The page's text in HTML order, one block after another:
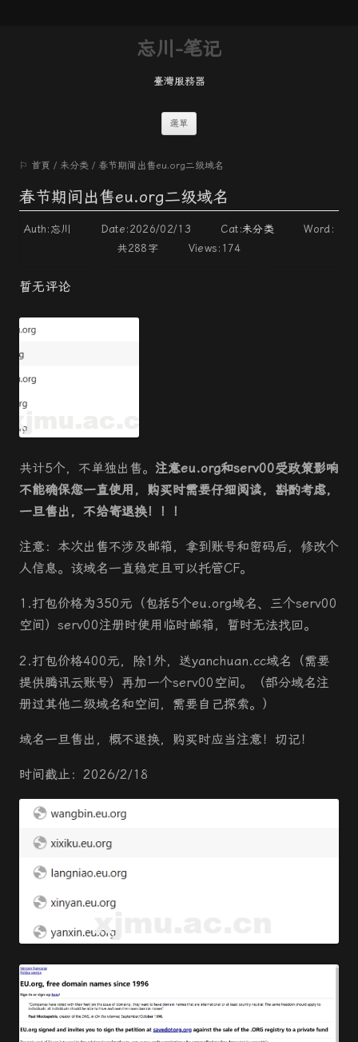
忘川-笔记
臺灣服務器
選單
內
容
⚐ 首頁 / 未分类 / 春节期间出售eu.org二级域名
春节期间出售eu.org二级域名
Auth:忘川 Date:2026/02/13 Cat:未分类 Word:
共288字 Views:174
暂无评论
共计5个，不单独出售。 注意eu.org和serv00受政策影响
不能确保您一直使用，购买时需要仔细阅读，斟酌考虑，
一旦售出，不给寄退换！！！
注意：本次出售不涉及邮箱，拿到账号和密码后，修改个
人信息。该域名一直稳定且可以托管CF。
1.打包价格为350元（包括5个eu.org域名、三个serv00
空间）serv00注册时使用临时邮箱，暂时无法找回。
2.打包价格400元，除1外，送yanchuan.cc域名（需要
提供腾讯云账号）再加一个serv00空间。（部分域名注
册过其他二级域名和空间，需要自己探索。）
域名一旦售出，概不退换，购买时应当注意！切记！
时间截止：2026/2/18